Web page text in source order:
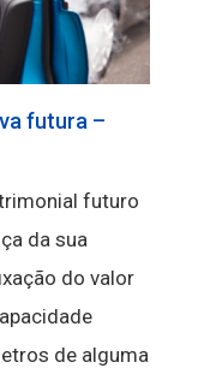
futura –
futuro
da sua
do valor
de alguma